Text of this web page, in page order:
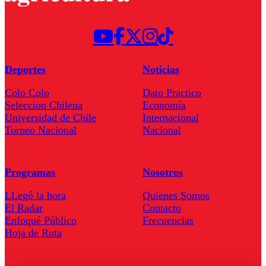
Deportes
Colo Colo
Seleccion Chilena
Universidad de Chile
Torneo Nacional
Noticias
Dato Practico
Economía
Internacional
Nacional
Programas
LLegó la hora
El Radar
Enfoqué Público
Hoja de Ruta
Nosotros
Quienes Somos
Contacto
Frecuencias